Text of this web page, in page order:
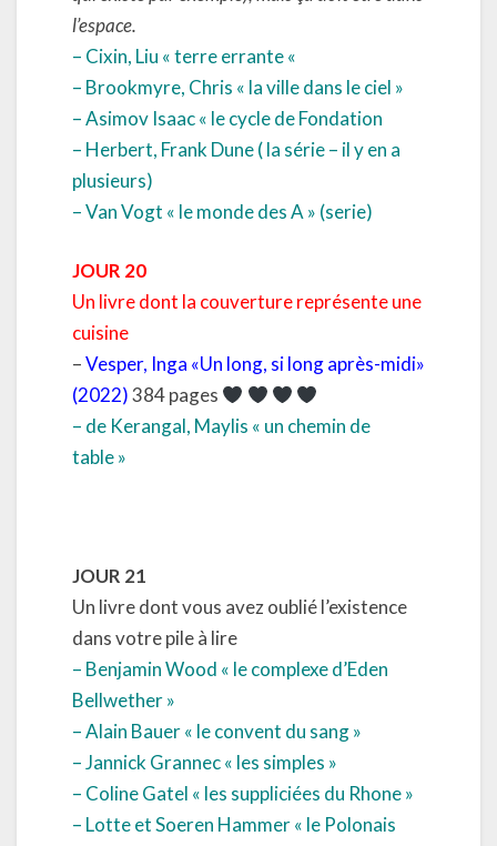
l’espace.
– Cixin, Liu « terre errante «
– Brookmyre, Chris « la ville dans le ciel »
– Asimov Isaac « le cycle de Fondation
– Herbert, Frank Dune ( la série – il y en a
plusieurs)
– Van Vogt « le monde des A » (serie)
JOUR 20
Un livre dont la couverture représente une
cuisine
–Vesper, Inga «Un long, si long après-midi»
(2022)384 pages
– de Kerangal, Maylis « un chemin de
table »
JOUR 21
Un livre dont vous avez oublié l’existence
dans votre pile à lire
– Benjamin Wood « le complexe d’Eden
Bellwether »
– Alain Bauer « le convent du sang »
– Jannick Grannec « les simples »
– Coline Gatel « les suppliciées du Rhone »
– Lotte et Soeren Hammer « le Polonais